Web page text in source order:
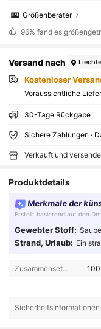
Größenberater
96% fand es
Versand nach
Kostenloser
Voraussichtliche
30-Tage Rückgabe
Sichere Zahlungen ·
Verkauft und
Produktdetails
Merkmale der
Erstellt basierend auf den
Gewebter Stoff:
Strand, Urlaub: Ein
Zusammensetzung: